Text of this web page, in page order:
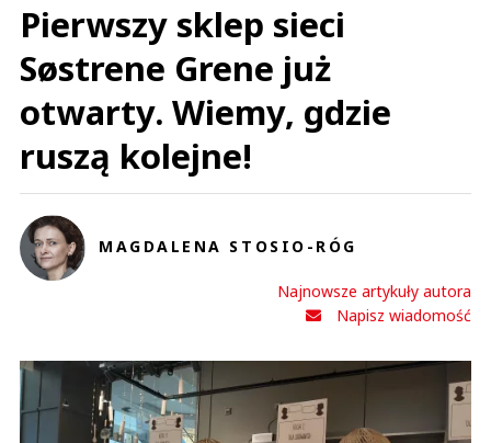
Pierwszy sklep sieci
Søstrene Grene już
otwarty. Wiemy, gdzie
ruszą kolejne!
MAGDALENA STOSIO-RÓG
Najnowsze artykuły autora
Napisz wiadomość